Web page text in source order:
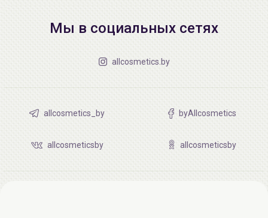
Мы в социальных сетях
allcosmetics.by
allcosmetics_by byAllcosmetics
allcosmeticsby allcosmeticsby